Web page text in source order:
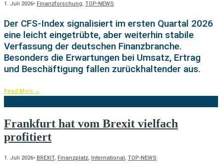
1. Juli 2026• Finanzforschung, TOP-NEWS
Der CFS-Index signalisiert im ersten Quartal 2026
eine leicht eingetrübte, aber weiterhin stabile
Verfassung der deutschen Finanzbranche.
Besonders die Erwartungen bei Umsatz, Ertrag
und Beschäftigung fallen zurückhaltender aus.
Read More →
Frankfurt hat vom Brexit vielfach
profitiert
1. Juli 2026• BREXIT, Finanzplatz, International, TOP-NEWS